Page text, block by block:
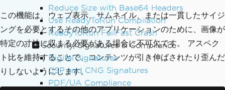
Reduce Size with Base64 Headers
Use ReadyToRun Compilation
ReadyToRun FailFast Crash
Security, Signatures & Compliance
Digital Signatures
CSP and CNG Signatures
PDF/UA Compliance
この機能は、ウェブ表示、サムネイル、または一貫したサイジ
ングを必要とするその他のアプリケーションのために、画像が
特定の寸法に収まる必要がある場合に不可欠です。 アスペク
ト比を維持することで、コンテンツが引き伸ばされたり歪んだ
りしないようにします。